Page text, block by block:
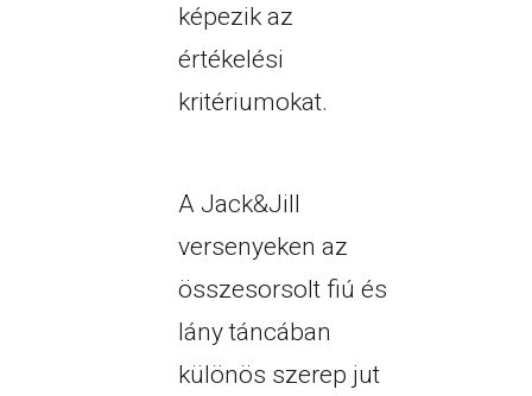
képezik az
értékelési
kritériumokat.
A Jack&Jill
versenyeken az
összesorsolt fiú és
lány táncában
különös szerep jut